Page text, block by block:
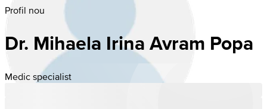
Profil nou
Dr. Mihaela Irina Avram Popa
Medic specialist